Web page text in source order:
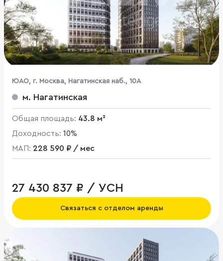
ЮАО, г. Москва, Нагатинская наб., 10А
м. Нагатинская
Общая площадь: 43.8 м²
Доходность: 10%
МАП: 228 590 ₽ / мес
27 430 837 ₽ / УСН
Связаться с отделом аренды